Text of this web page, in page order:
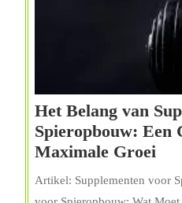
Het Belang van
Spieropbouw: Een
Maximale Groei
van
Artikel: Supplementen voor